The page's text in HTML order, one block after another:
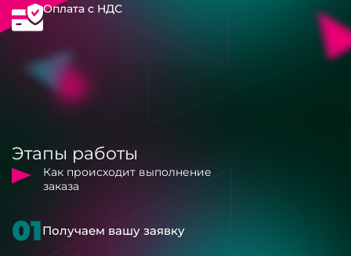
Оплата с НДС
Этапы работы
Как происходит выполнение
заказа
01Получаем вашу заявку